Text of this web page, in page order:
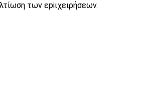
των εpiιχειρήσεων.